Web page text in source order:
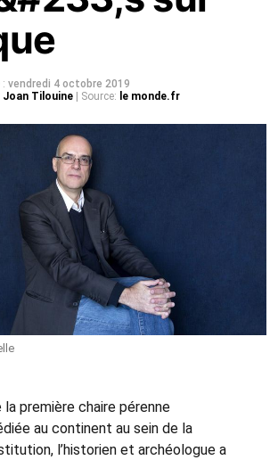
: vendredi 4 octobre 2019
Joan Tilouine | Source: le monde.fr
la première chaire pérenne
au continent au sein de la
l’historien et archéologue a